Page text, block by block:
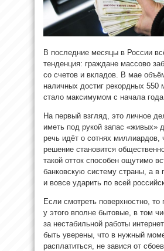
В последние месяцы в России
тенденция: граждане массово
со счетов и вкладов. В мае
наличных достиг рекордных 550
стало максимумом с начала года.
На первый взгляд, это личное
иметь под рукой запас «живых»
речь идёт о сотнях миллиардов,
решение становится
такой отток способен ощутимо
банковскую систему страны, а в
и вовсе ударить по всей
Если смотреть поверхностно, то
у этого вполне бытовые, в том
за нестабильной работы
быть уверены, что в нужный
расплатиться, не завися от